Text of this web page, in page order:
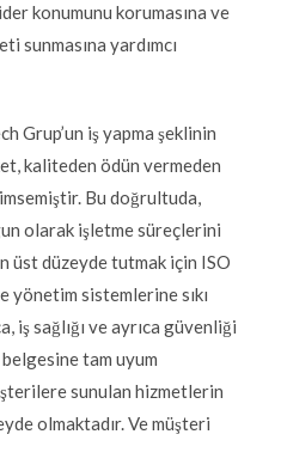
konumunu korumasına ve
sunmasına yardımcı
Grup’un iş yapma şeklinin
kaliteden ödün vermeden
Bu doğrultuda,
olarak işletme süreçlerini
üst düzeyde tutmak için ISO
sistemlerine sıkı
iş sağlığı ve ayrıca güvenliği
tam uyum
sunulan hizmetlerin
olmaktadır. Ve müşteri